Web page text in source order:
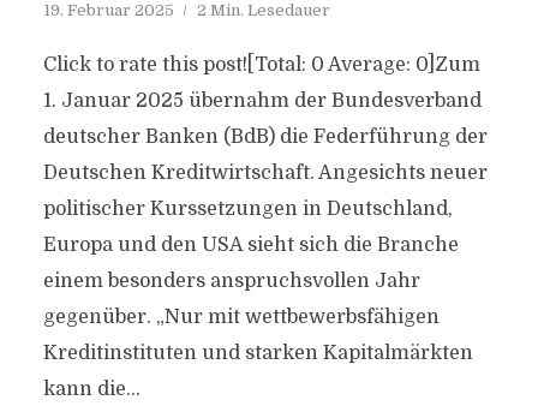
19. Februar 2025 2 Min. Lesedauer
Click to rate this post![Total: 0 Average: 0]Zum
1. Januar 2025 übernahm der Bundesverband
deutscher Banken (BdB) die Federführung der
Deutschen Kreditwirtschaft. Angesichts neuer
politischer Kurssetzungen in Deutschland,
Europa und den USA sieht sich die Branche
einem besonders anspruchsvollen Jahr
gegenüber. „Nur mit wettbewerbsfähigen
Kreditinstituten und starken Kapitalmärkten
kann die...